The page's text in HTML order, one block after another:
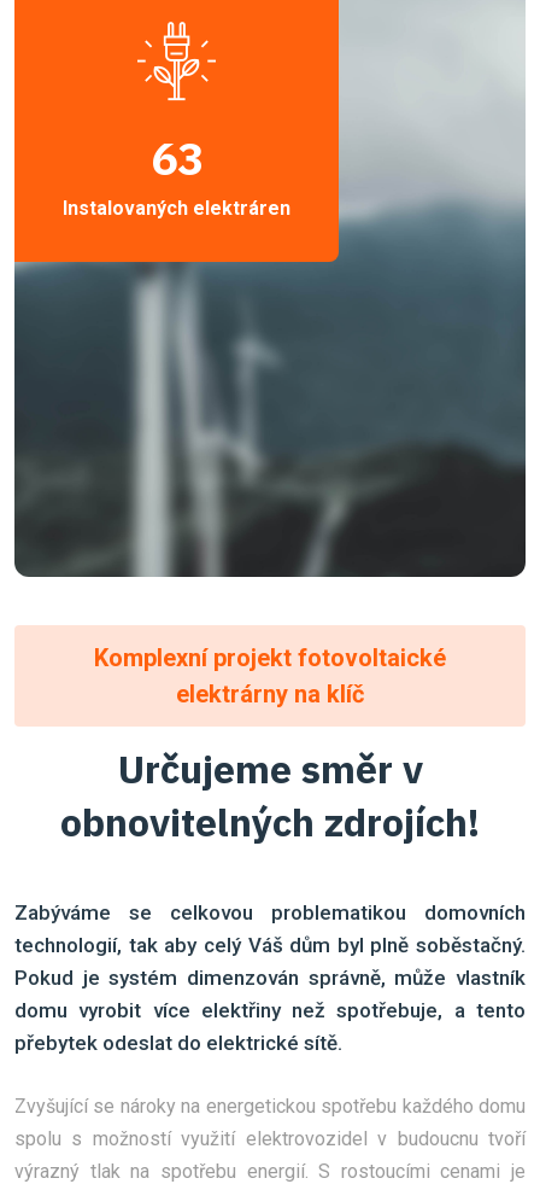
63
Instalovaných elektráren
Komplexní projekt fotovoltaické
elektrárny na klíč
Určujeme směr v
obnovitelných zdrojích!
Zabýváme se celkovou problematikou domovních
technologií, tak aby celý Váš dům byl plně soběstačný.
Pokud je systém dimenzován správně, může vlastník
domu vyrobit více elektřiny než spotřebuje, a tento
přebytek odeslat do elektrické sítě.
Zvyšující se nároky na energetickou spotřebu každého domu
spolu s možností využití elektrovozidel v budoucnu tvoří
výrazný tlak na spotřebu energií. S rostoucími cenami je